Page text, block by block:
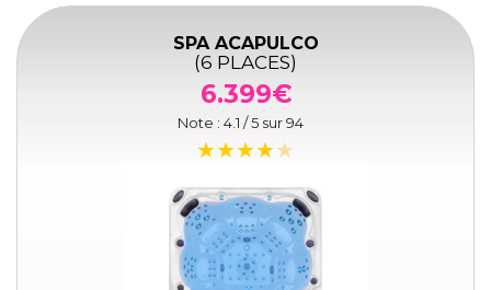
SPA ACAPULCO
(6 PLACES)
6.399€
Note : 4.1 / 5 sur94